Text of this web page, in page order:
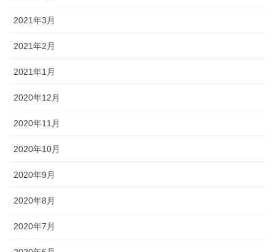
2021年3月
2021年2月
2021年1月
2020年12月
2020年11月
2020年10月
2020年9月
2020年8月
2020年7月